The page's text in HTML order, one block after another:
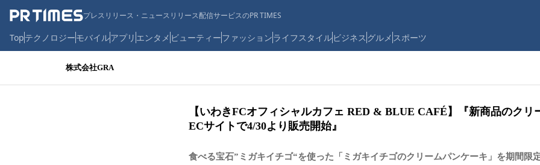
プレスリリース・ニュースリリース配信サービスのPR TIMES
Topテクノロジーモバイルアプリ エンタメ ビューティーファッションライフスタイルビジネス グルメ スポーツ
株式会社GRA
【いわきFCオフィシャルカフェ RED & BLUE CAFÉ】『新商品のクリ
ECサイトで4/30より販売開始』
食べる宝石”ミガキイチゴ“を使った「ミガキイチゴのクリームパンケーキ」を期間限